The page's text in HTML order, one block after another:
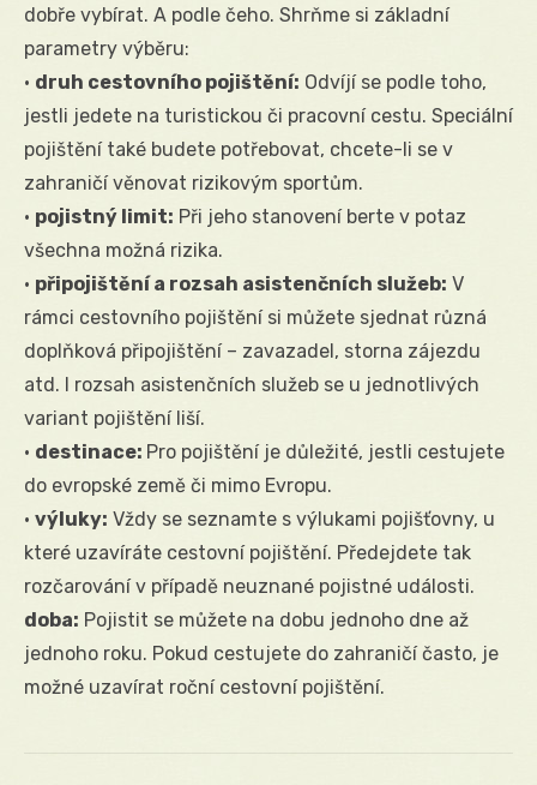
dobře vybírat. A podle čeho. Shrňme si základní
parametry výběru:
· druh cestovního pojištění: Odvíjí se podle toho,
jestli jedete na turistickou či pracovní cestu. Speciální
pojištění také budete potřebovat, chcete-li se v
zahraničí věnovat rizikovým sportům.
· pojistný limit: Při jeho stanovení berte v potaz
všechna možná rizika.
· připojištění a rozsah asistenčních služeb: V
rámci cestovního pojištění si můžete sjednat různá
doplňková připojištění – zavazadel, storna zájezdu
atd. I rozsah asistenčních služeb se u jednotlivých
variant pojištění liší.
· destinace: Pro pojištění je důležité, jestli cestujete
do evropské země či mimo Evropu.
· výluky: Vždy se seznamte s výlukami pojišťovny, u
které uzavíráte cestovní pojištění. Předejdete tak
rozčarování v případě neuznané pojistné události.
doba: Pojistit se můžete na dobu jednoho dne až
jednoho roku. Pokud cestujete do zahraničí často, je
možné uzavírat roční cestovní pojištění.